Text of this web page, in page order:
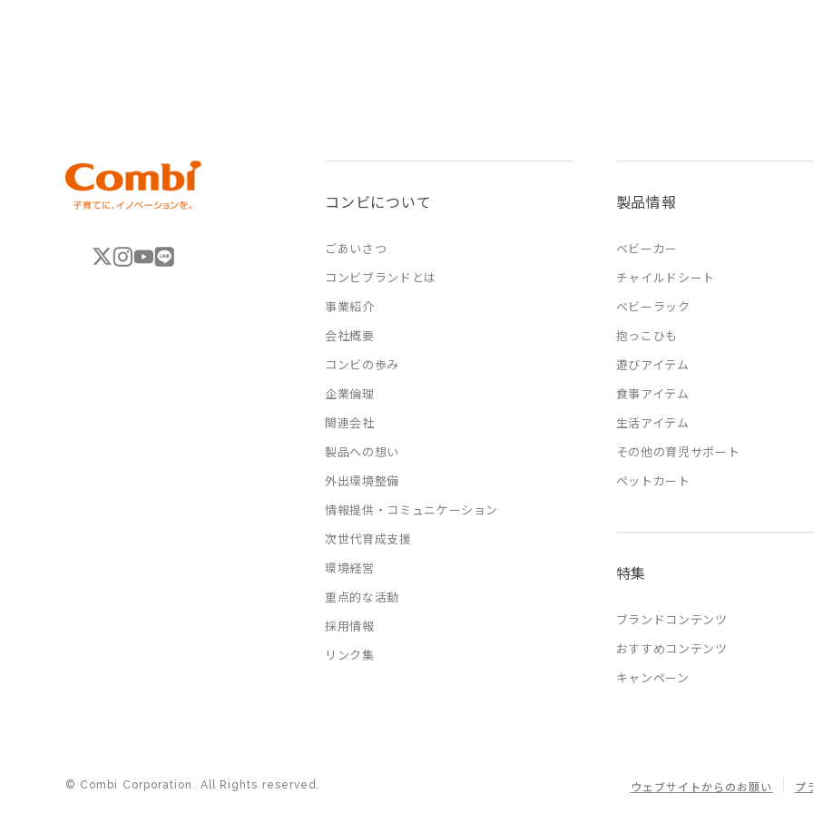
コンビについて
ごあいさつ
コンビブランドとは
事業紹介
会社概要
コンビの歩み
企業倫理
関連会社
製品への想い
外出環境整備
情報提供・コミュニケーション
次世代育成支援
環境経営
重点的な活動
採用情報
リンク集
製品情報
ベビーカー
チャイルドシート
ベビーラック
抱っこひも
遊びアイテム
食事アイテム
生活アイテム
その他の育児サポート
ペットカート
特集
ブランドコンテンツ
おすすめコンテンツ
キャンペーン
© Combi Corporation. All Rights reserved. ウェブサイトからのお願い プ